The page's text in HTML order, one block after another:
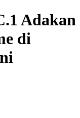
Adakan
di